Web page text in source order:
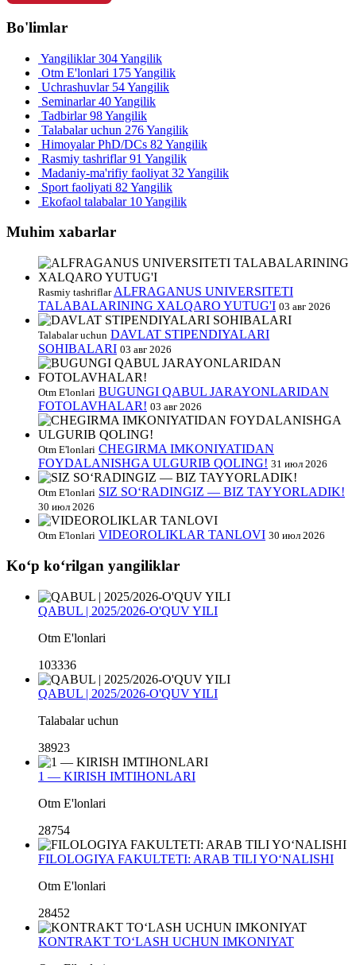
Bo'limlar
Yangiliklar304 Yangilik
Otm E'lonlari 175 Yangilik
Uchrashuvlar 54 Yangilik
Seminarlar40 Yangilik
Tadbirlar98 Yangilik
Talabalar uchun 276 Yangilik
Himoyalar PhD/DCs 82 Yangilik
Rasmiy tashriflar91 Yangilik
Madaniy-ma'rifiy faoliyat 32 Yangilik
Sport faoliyati 82 Yangilik
Ekofaol talabalar 10 Yangilik
Muhim xabarlar
Rasmiy tashriflar ALFRAGANUS UNIVERSITETI
TALABALARINING XALQARO YUTUG'I 03 авг 2026
Talabalar uchun DAVLAT STIPENDIYALARI
SOHIBALARI 03 авг 2026
Otm E'lonlari BUGUNGI QABUL JARAYONLARIDAN
FOTOLAVHALAR! 03 авг 2026
Otm E'lonlari CHEGIRMA IMKONIYATIDAN
FOYDALANISHGA ULGURIB QOLING! 31 июл 2026
Otm E'lonlari SIZ SO‘RADINGIZ — BIZ TAYYORLADIK!
30 июл 2026
Otm E'lonlari VIDEOROLIKLAR TANLOVI 30 июл 2026
Koʻp koʻrilgan yangiliklar
QABUL | 2025/2026-O'QUV YILI
Otm E'lonlari
103336
QABUL | 2025/2026-O'QUV YILI
Talabalar uchun
38923
1 — KIRISH IMTIHONLARI
Otm E'lonlari
28754
FILOLOGIYA FAKULTETI: ARAB TILI YO‘NALISHI
Otm E'lonlari
28452
KONTRAKT TO‘LASH UCHUN IMKONIYAT